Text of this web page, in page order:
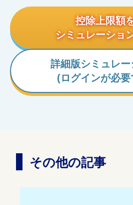
控除上限額
シミュレーショ
詳細版シミュレー
(ログインが必要
その他の記事